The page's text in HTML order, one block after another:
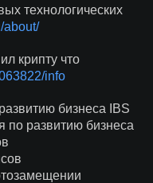
технологических
about/
крипту что
info
бизнеса IBS
по развитию бизнеса